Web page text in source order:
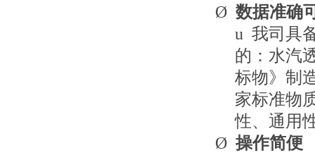
Ø 数据准确
u 我司具
的：水汽
标物》制
家标准物
性、通用
Ø 操作简便